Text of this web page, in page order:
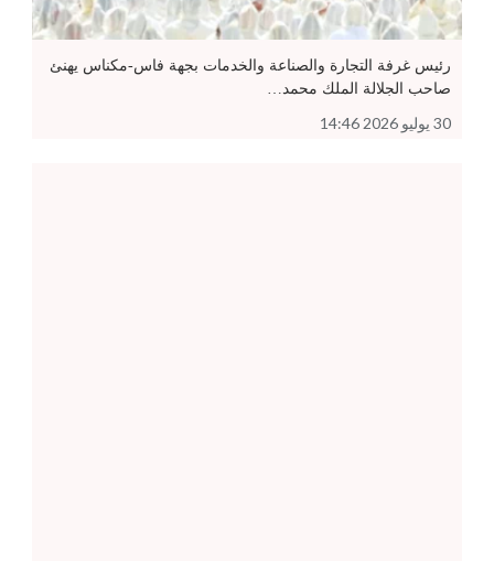
رئيس غرفة التجارة والصناعة والخدمات بجهة فاس-مكناس يهنئ
صاحب الجلالة الملك محمد…
30 يوليو 2026 14:46